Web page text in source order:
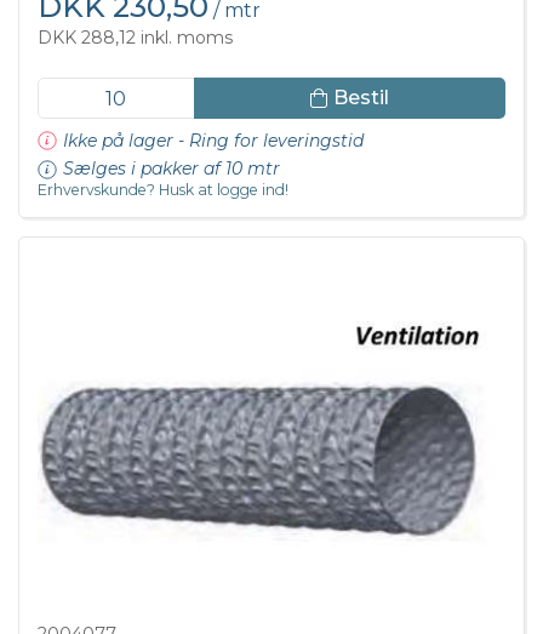
/ mtr
DKK 288,12 inkl. moms
Bestil
Ikke på lager - Ring for leveringstid
Sælges i pakker af 10 mtr
Erhvervskunde? Husk at logge ind!